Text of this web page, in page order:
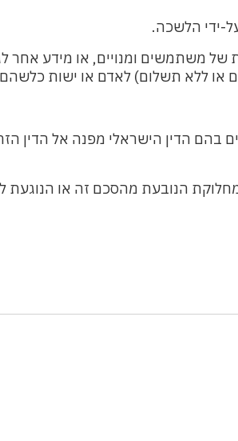
ידי הלשכה.
משתמשים ומנויים, או מידע אחר
או ללא תשלום) לאדם או ישות
בהם הדין הישראלי מפנה אל הדין
הנובעת מהסכם זה או הנוגעת